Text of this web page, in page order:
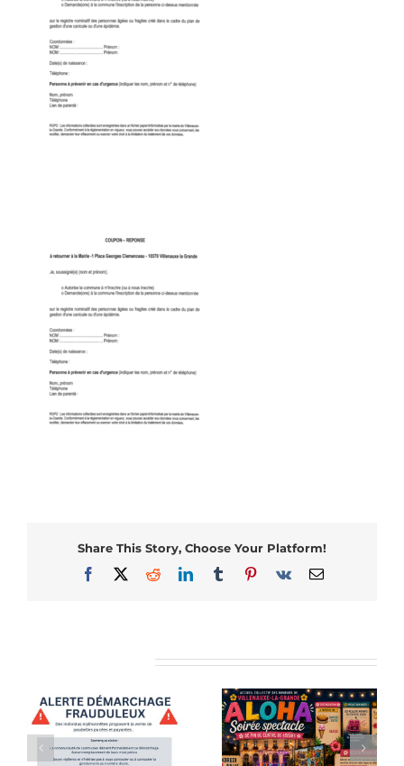
Share This Story, Choose Your Platform!
Facebook
X RedditLinkedInTumblrPinterest
Vk Email